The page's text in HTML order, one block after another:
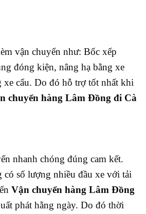
vận chuyển như: Bốc xếp
đóng kiện, nâng hạ bằng xe
xe cẩu. Do đó hỗ trợ tốt nhất khi
chuyển hàng Lâm Đồng đi Cà
nhanh chóng đúng cam kết.
có số lượng nhiều đầu xe với tải
Vận chuyển hàng Lâm Đồng
phát hằng ngày. Do đó thời